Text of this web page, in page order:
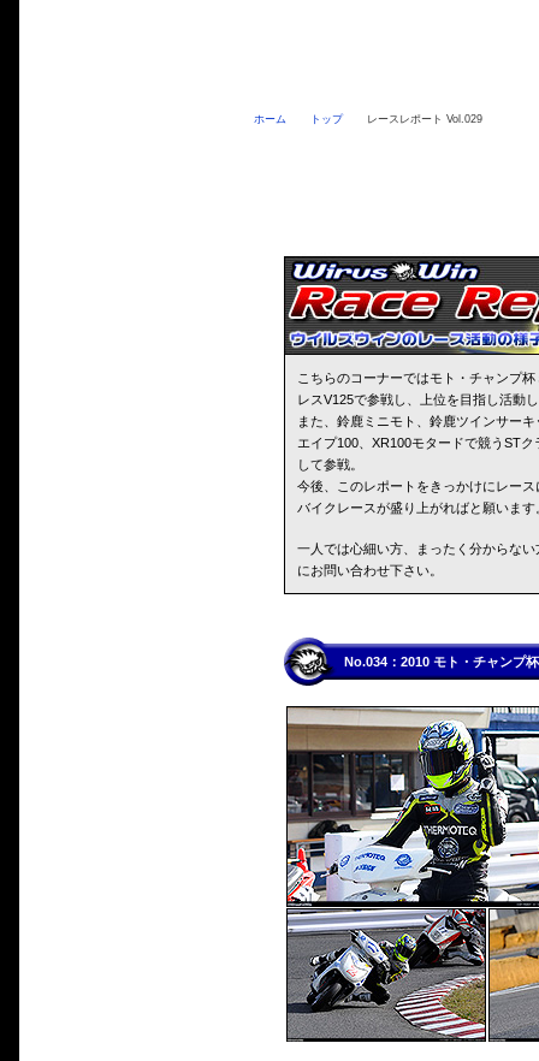
ホーム トップ レースレポート Vol.029
こちらのコーナーではモト・チャンプ
レスV125で参戦し、上位を目指し活動
また、鈴鹿ミニモト、鈴鹿ツインサー
エイプ100、XR100モタードで競うST
して参戦。
今後、このレポートをきっかけにレー
バイクレースが盛り上がればと願います
一人では心細い方、まったく分からな
にお問い合わせ下さい。
No.034：2010 モト・チャンプ